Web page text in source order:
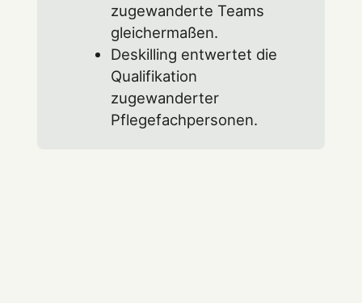
zugewanderte Teams
gleichermaßen.
Deskilling entwertet die
Qualifikation
zugewanderter
Pflegefachpersonen.